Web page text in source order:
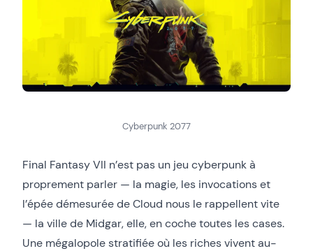
Cyberpunk 2077
Final Fantasy VII n’est pas un jeu cyberpunk à
proprement parler — la magie, les invocations et
l’épée démesurée de Cloud nous le rappellent vite
— la ville de Midgar, elle, en coche toutes les cases.
Une mégalopole stratifiée où les riches vivent au-